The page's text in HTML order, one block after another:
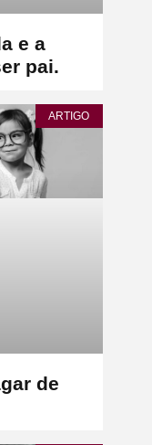
e a
pai.
ARTIGO
de